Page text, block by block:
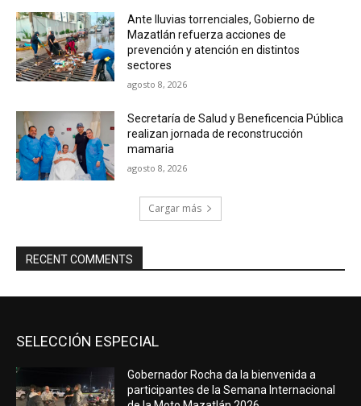
Ante lluvias torrenciales, Gobierno de
Mazatlán refuerza acciones de
prevención y atención en distintos
sectores
agosto 8, 2026
Secretaría de Salud y Beneficencia Pública
realizan jornada de reconstrucción
mamaria
agosto 8, 2026
Cargar más
RECENT COMMENTS
SELECCIÓN ESPECIAL
Gobernador Rocha da la bienvenida a
participantes de la Semana Internacional